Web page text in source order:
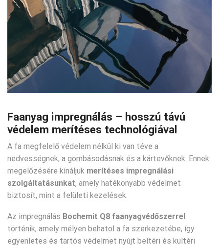
Faanyag impregnálás – hosszú távú
védelem merítéses technológiával
A fa megfelelő védelem nélkül ki van téve a
nedvességnek, a gombásodásnak és a kártevőknek. Ennek
megelőzésére kínáljuk merítéses impregnálási
szolgáltatásunkat, amely hatékonyabb védelmet
biztosít, mint a felületi kezelések.
Az impregnálás Bochemit Q8 faanyagvédőszerrel
történik, amely mélyen behatol a fa szerkezetébe, így
egyenletes és tartós védelmet nyújt beltéri és kültéri